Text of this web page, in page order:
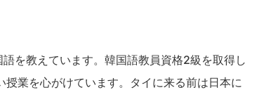
を教えています。韓国語教員資格2級を取得し
業を心がけています。タイに来る前は日本に